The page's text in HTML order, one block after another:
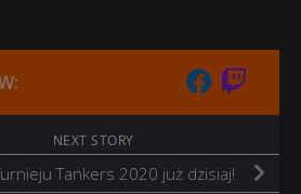
NEXT STORY
Tankers 2020 już dzisiaj!